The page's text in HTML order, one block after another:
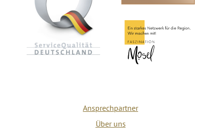
Ansprechpartner
Über uns